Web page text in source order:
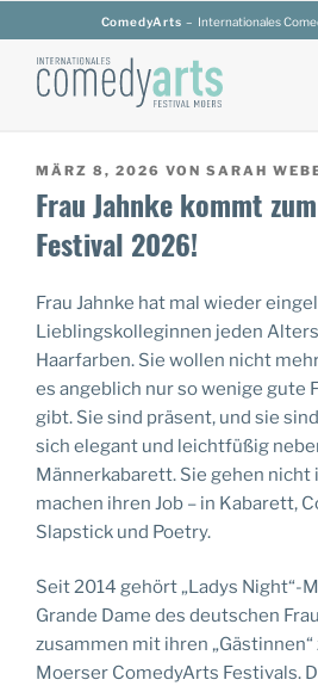
Inhalt
springen
ComedyArts – Internationales
VERÖFFENTLICHT
AM
MÄRZ 8, 2026 VON SARAH
Frau Jahnke kommt
Festival 2026!
Frau Jahnke hat mal wieder
Lieblingskolleginnen jeden
Haarfarben. Sie wollen nicht
es angeblich nur so wenige gute
gibt. Sie sind präsent, und sie
sich elegant und leichtfüßig
Männerkabarett. Sie gehen nicht
machen ihren Job – in Kabarett,
Slapstick und Poetry.
Seit 2014 gehört „Ladys Night“-
Grande Dame des deutschen
zusammen mit ihren
Moerser ComedyArts Festivals.